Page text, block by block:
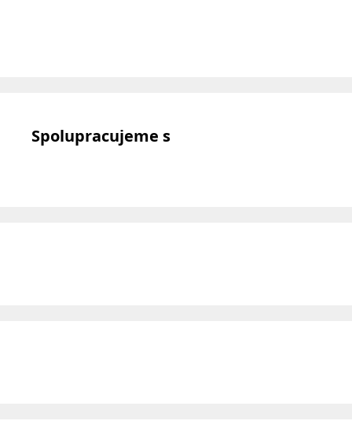
Spolupracujeme s